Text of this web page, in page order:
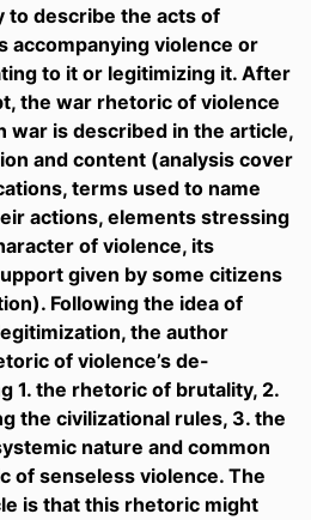
to describe the acts of
accompanying violence or
to it or legitimizing it. After
the war rhetoric of violence
war is described in the article,
and content (analysis cover
terms used to name
actions, elements stressing
of violence, its
given by some citizens
Following the idea of
the author
of violence’s de-
1. the rhetoric of brutality, 2.
the civilizational rules, 3. the
nature and common
of senseless violence. The
is that this rhetoric might